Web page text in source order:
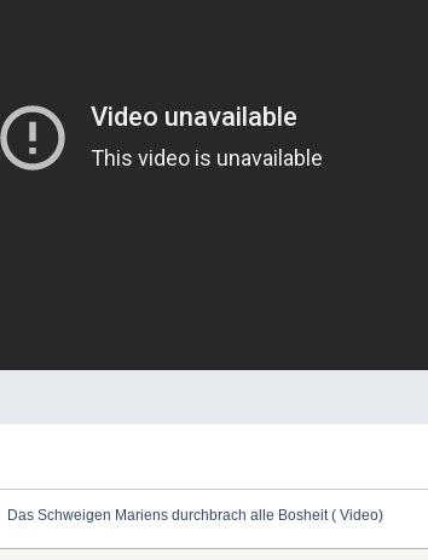
Das Schweigen Mariens durchbrach alle Bosheit ( Video)